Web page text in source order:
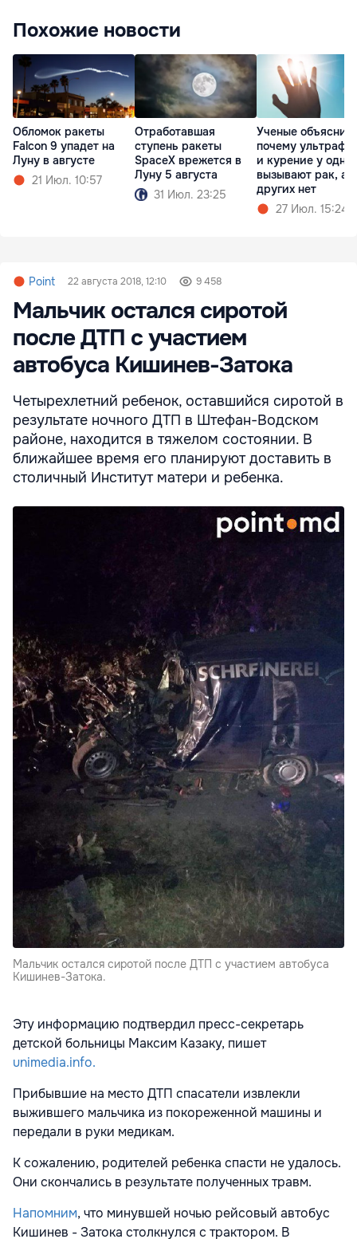
Похожие новости
Обломок ракеты
Falcon 9 упадет на
Луну в августе
21 Июл. 10:57
Отработавшая
ступень ракеты
SpaceX врежется в
Луну 5 августа
31 Июл. 23:25
Ученые
почему
и курение у
вызывают рак, а у
других нет
27 Июл. 15:24
Point 22 августа 2018, 12:10 9 458
Мальчик остался сиротой
после ДТП с участием
автобуса Кишинев-Затока
Четырехлетний ребенок, оставшийся сиротой в
результате ночного ДТП в Штефан-Водском
районе, находится в тяжелом состоянии. В
ближайшее время его планируют доставить в
столичный Институт матери и ребенка.
Мальчик остался сиротой после ДТП с участием автобуса
Кишинев-Затока.
Эту информацию подтвердил пресс-секретарь
детской больницы Максим Казаку, пишет
unimedia.info.
Прибывшие на место ДТП спасатели извлекли
выжившего мальчика из покореженной машины и
передали в руки медикам.
К сожалению, родителей ребенка спасти не удалось.
Они скончались в результате полученных травм.
Напомним, что минувшей ночью рейсовый автобус
Кишинев - Затока столкнулся с трактором. В